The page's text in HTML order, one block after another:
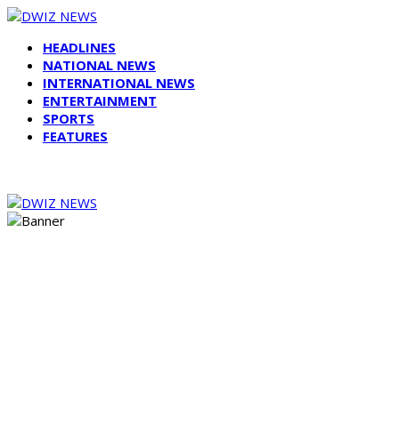
HEADLINES
NATIONAL NEWS
INTERNATIONAL NEWS
ENTERTAINMENT
SPORTS
FEATURES